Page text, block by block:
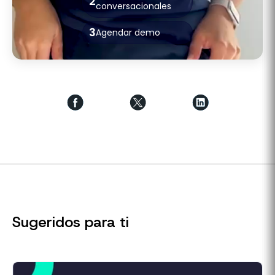
conversacionales
3Agendar demo
Sugeridos para ti